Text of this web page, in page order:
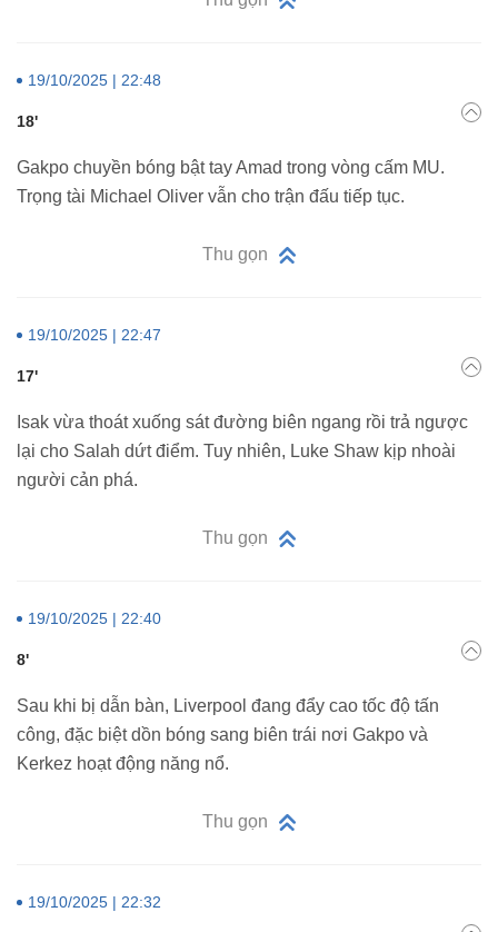
19/10/2025 | 22:48
18'
Gakpo chuyền bóng bật tay Amad trong vòng cấm MU.
Trọng tài Michael Oliver vẫn cho trận đấu tiếp tục.
Thu gọn
19/10/2025 | 22:47
17'
Isak vừa thoát xuống sát đường biên ngang rồi trả ngược
lại cho Salah dứt điểm. Tuy nhiên, Luke Shaw kịp nhoài
người cản phá.
Thu gọn
19/10/2025 | 22:40
8'
Sau khi bị dẫn bàn, Liverpool đang đẩy cao tốc độ tấn
công, đặc biệt dồn bóng sang biên trái nơi Gakpo và
Kerkez hoạt động năng nổ.
Thu gọn
19/10/2025 | 22:32